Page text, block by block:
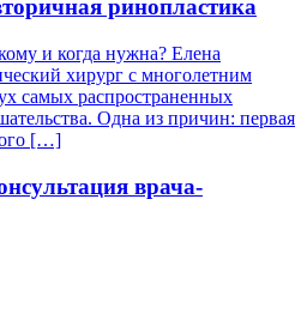
ринопластика
и когда нужна? Елена
хирург с многолетним
самых распространенных
Одна из причин: первая
[…]
врача-